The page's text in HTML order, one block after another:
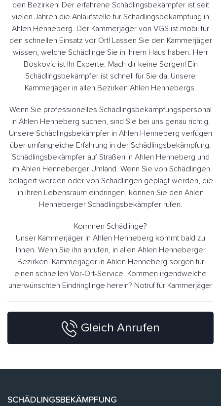
den Bezirken! Der erfahrene Schädlingsbekämpfer ist seit
vielen Jahren die Anlaufstelle für Schädlingsbekämpfung in
Ahlen Henneberg. Der Kammerjäger von VGS ist mobil für
den schnellen Einsatz vor Ort! Lassen Sie den Kammerjäger
wissen, welche Schädlinge Sie in Ihrem Haus haben. Herr
Boskovic ist Ihr Experte. Mach dir keine Sorgen! Ein
Schädlingsbekämpfer ist schnell für Sie da! Unsere
Kammerjäger in allen Bezirken Ahlen Hennebergs.
Wenn Sie professionelles Schädlingsbekämpfungspersonal
in Ahlen Henneberg suchen, sind Sie bei uns genau richtig.
Unsere Schädlingsbekämpfer in Ahlen Henneberg verfügen
über umfangreiche Erfahrung in der Schädlingsbekämpfung.
Schädlingsbekämpfer auf Straßen in Ahlen Henneberg und
im Ahlen Henneberger Umland. Wenn Sie von Schädlingen
belagert werden oder von Schädlingen geplagt werden, die
in Ihren Lebensraum eindringen, können Sie den Ahlen
Henneberger Schädlingsbekämpfer rufen.
Kommen Schädlinge?
Unser Kammerjäger in Ahlen Henneberg kommt bald zu
Ihnen. Wenn Sie ihn anrufen, in allen Ahlen Henneberger
Bezirken. Kammerjäger in Ahlen Henneberg sorgen für
einen schnellen Vor-Ort-Service. Kommen irgendwelche
unerwünschten Eindringlinge herein? Notruf für Kammerjäger
Gleich Anrufen
SCHÄDLINGSBEKÄMPFUNG